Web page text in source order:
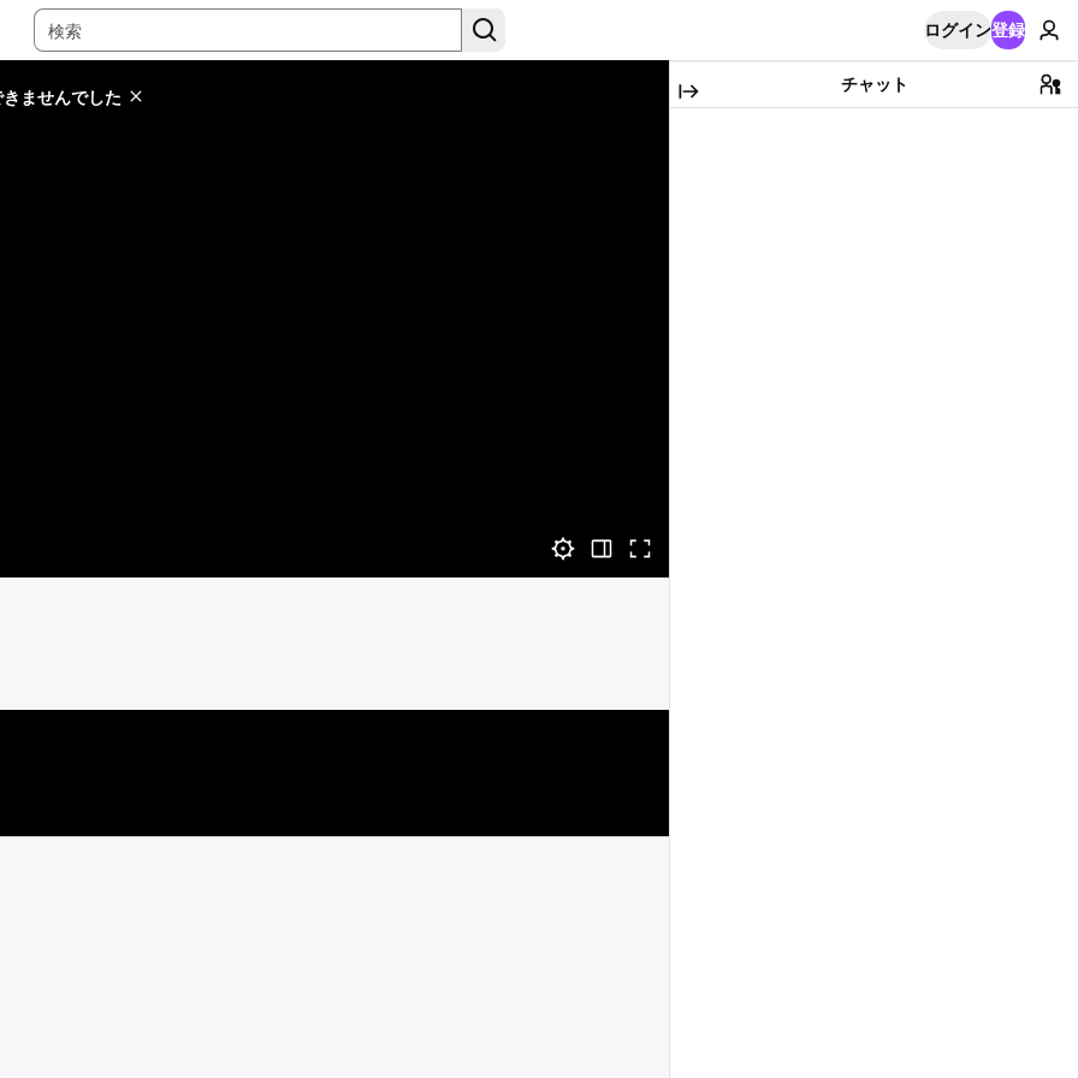
ログイン登録
ませんでした
チャット